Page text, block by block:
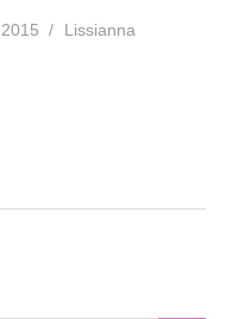
LissiannaRezension